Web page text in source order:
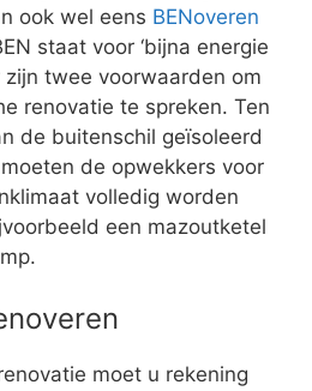
ook wel eens BENoveren
staat voor ‘bijna energie
zijn twee voorwaarden om
renovatie te spreken. Ten
de buitenschil geïsoleerd
de opwekkers voor
volledig worden
een mazoutketel
moet u rekening